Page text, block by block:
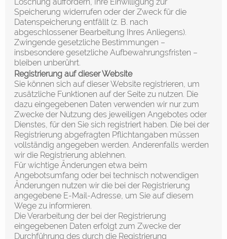
Speicherung widerrufen oder der Zweck für die
Datenspeicherung entfällt (z. B. nach
abgeschlossener Bearbeitung Ihres Anliegens).
Zwingende gesetzliche Bestimmungen –
insbesondere gesetzliche Aufbewahrungsfristen –
bleiben unberührt.
Registrierung auf dieser Website
Sie können sich auf dieser Website registrieren, um
zusätzliche Funktionen auf der Seite zu nutzen. Die
dazu eingegebenen Daten verwenden wir nur zum
Zwecke der Nutzung des jeweiligen Angebotes oder
Dienstes, für den Sie sich registriert haben. Die bei der
Registrierung abgefragten Pflichtangaben müssen
vollständig angegeben werden. Anderenfalls werden
wir die Registrierung ablehnen.
Für wichtige Änderungen etwa beim
Angebotsumfang oder bei technisch notwendigen
Änderungen nutzen wir die bei der Registrierung
angegebene E-Mail-Adresse, um Sie auf diesem
Wege zu informieren.
Die Verarbeitung der bei der Registrierung
eingegebenen Daten erfolgt zum Zwecke der
Durchführung des durch die Registrierung